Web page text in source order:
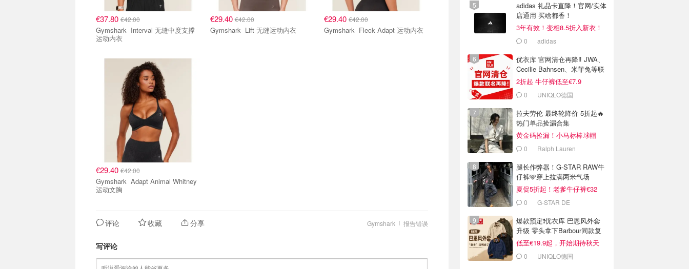
€37.80 €42.00
Gymshark Interval 无缝中度支撑
运动内衣
€29.40€42.00
Gymshark Lift 无缝运动内衣
€29.40 €42.00
Gymshark Fleck Adapt 运动内衣
€29.40 €42.00
Gymshark Adapt Animal Whitney
运动文胸
报告错误
Gymshark
评论 收藏 分享
写评论
adidas 礼品卡直降！官网/实体
店通用 买啥都香！
3年有效！变相8.5折入新衣！
0 adidas
优衣库 官网清仓再降‼️ JWA、
Cecilie Bahnsen、米菲兔等联
名
2折起 牛仔裤低至€7.9
0 UNIQLO德国
拉夫劳伦 最终轮降价 5折起🔥
热门单品捡漏合集
黄金码捡漏！小马标棒球帽
€280 Ralph Lauren
腿长作弊器！G-STAR RAW牛
仔裤🩵穿上拉满两米气场
夏促5折起！老爹牛仔裤€32
0 G-STAR DE
爆款预定❗️优衣库 巴恩风外套
升级 零头拿下Barbour同款复
古腔
低至€19.9起，开始期待秋天
0 UNIQLO德国